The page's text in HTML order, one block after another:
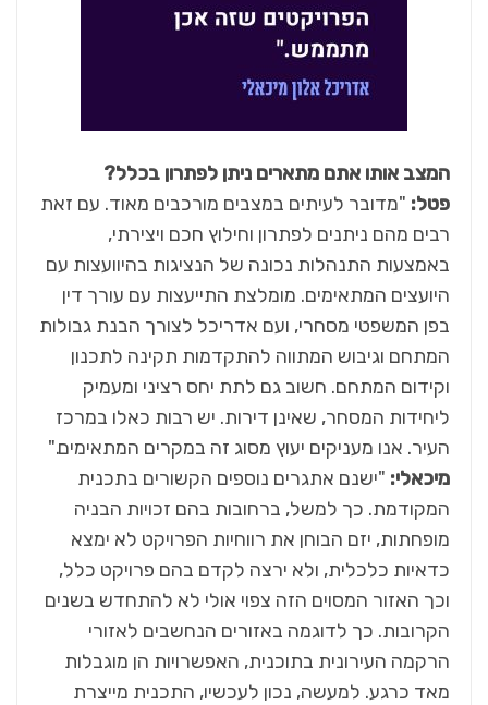
המצב אותו אתם מתארים ניתן לפתרון בכלל?
פטל: "מדובר לעיתים במצבים מורכבים מאוד. עם זאת
רבים מהם ניתנים לפתרון וחילוץ חכם ויצירתי,
באמצעות התנהלות נכונה של הנציגות בהיוועצות עם
היועצים המתאימים. מומלצת התייעצות עם עורך דין
בפן המשפטי מסחרי, ועם אדריכל לצורך הבנת גבולות
המתחם וגיבוש המתווה להתקדמות תקינה לתכנון
וקידום המתחם. חשוב גם לתת יחס רציני ומעמיק
ליחידות המסחר, שאינן דירות. יש רבות כאלו במרכז
העיר. אנו מעניקים יעוץ מסוג זה במקרים המתאימים."
מיכאלי: "ישנם אתגרים נוספים הקשורים בתכנית
המקודמת. כך למשל, ברחובות בהם זכויות הבניה
מופחתות, יזם הבוחן את רווחיות הפרויקט לא ימצא
כדאיות כלכלית, ולא ירצה לקדם בהם פרויקט כלל,
וכך האזור המסוים הזה צפוי אולי לא להתחדש בשנים
הקרובות. כך לדוגמה באזורים הנחשבים לאזורי
הרקמה העירונית בתוכנית, האפשרויות הן מוגבלות
מאד כרגע. למעשה, נכון לעכשיו, התכנית מייצרת